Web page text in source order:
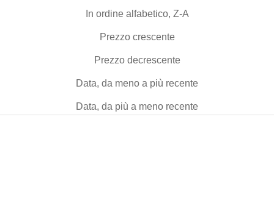
In ordine alfabetico, Z-A
Prezzo crescente
Prezzo decrescente
Data, da meno a più recente
Data, da più a meno recente